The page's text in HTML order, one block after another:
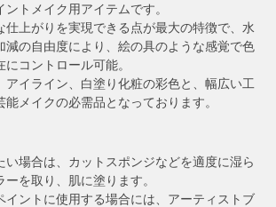
トメイク用アイテムです。
仕上がりを実現できる点が最大の特徴で、水
減の自由度により、絵の具のような感覚で色
コントロール可能。
アイライン、白塗り化粧の彩色と、幅広い工
メイクの必需品となっております。
い場合は、カットスポンジなどを適度に湿ら
を取り、肌に塗ります。
イントに使用する場合には、アーティストブ